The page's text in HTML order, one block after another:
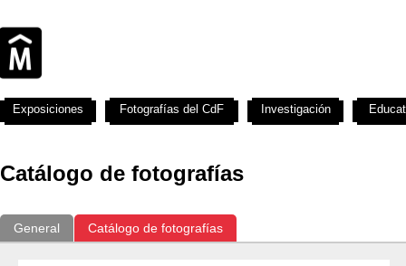
Catálogo de fotografías
General Catálogo de fotografías
Exposiciones Fotografías del CdF Investigación